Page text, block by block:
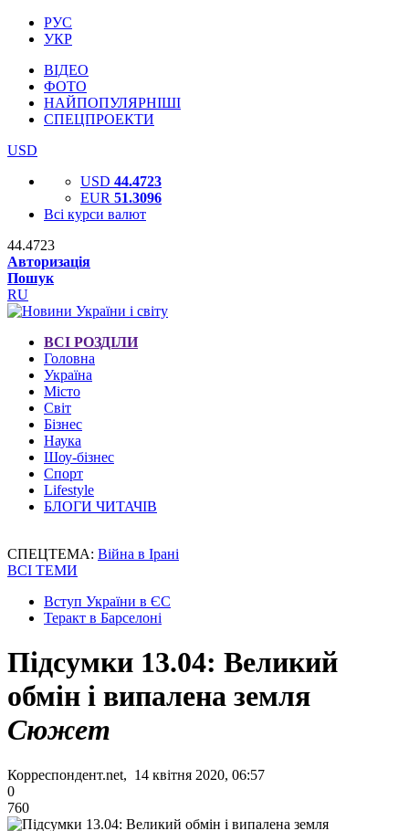
РУС
УКР
ВІДЕО
ФОТО
НАЙПОПУЛЯРНІШІ
СПЕЦПРОЕКТИ
USD
USD 44.4723
EUR 51.3096
Всі курси валют
44.4723
Авторизація
Пошук
RU
ВСІ РОЗДІЛИ
Головна
Україна
Місто
Світ
Бізнес
Наука
Шоу-бізнес
Спорт
Lifestyle
БЛОГИ ЧИТАЧІВ
СПЕЦТЕМА: Війна в Ірані
ВСІ ТЕМИ
Вступ України в ЄС
Теракт в Барселоні
Підсумки 13.04: Великий
обмін і випалена земля
Сюжет
Корреспондент.net, 14 квітня 2020, 06:57
0
760